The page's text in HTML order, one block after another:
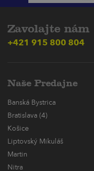
Zavolajte nám
+421 915 800 804
Naše Predajne
Banská Bystrica
Bratislava (4)
Košice
Liptovský Mikuláš
Martin
Nitra